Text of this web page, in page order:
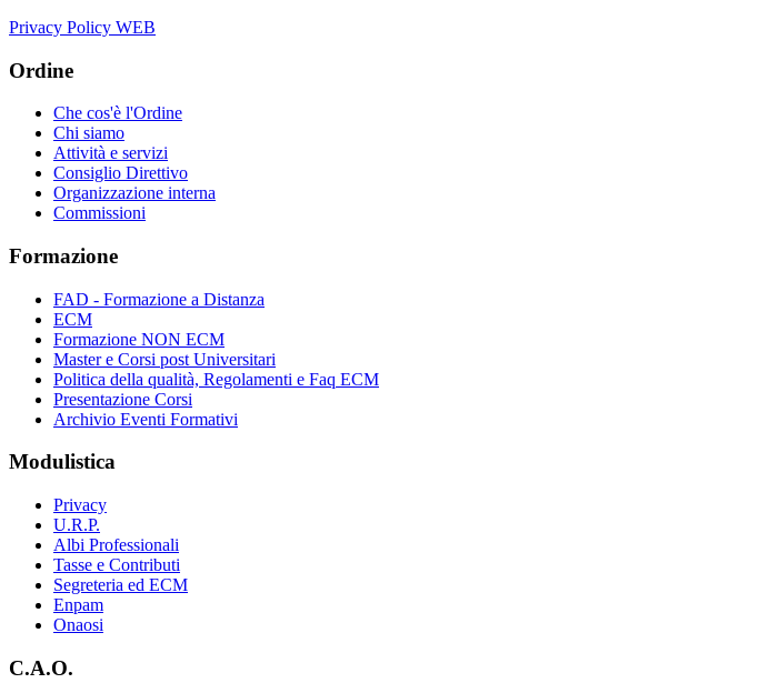
Privacy Policy WEB
Ordine
Che cos'è l'Ordine
Chi siamo
Attività e servizi
Consiglio Direttivo
Organizzazione interna
Commissioni
Formazione
FAD - Formazione a Distanza
ECM
Formazione NON ECM
Master e Corsi post Universitari
Politica della qualità, Regolamenti e Faq ECM
Presentazione Corsi
Archivio Eventi Formativi
Modulistica
Privacy
U.R.P.
Albi Professionali
Tasse e Contributi
Segreteria ed ECM
Enpam
Onaosi
C.A.O.